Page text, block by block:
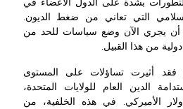
التي تعاني من ضغط الديون.
يجري الآن وضع سياسات للحد من
من هذا القبيل.
أثيرت تساؤلات على المستوى
الدين العام للولايات المتحدة،
الأميركي. في هذه الخلفية، من